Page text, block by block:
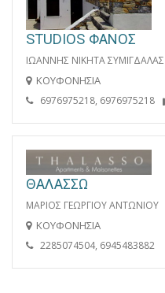
STUDIOS ΦΑΝΟΣ
ΙΩΑΝΝΗΣ ΝΙΚΗΤΑ ΣΥΜΙΓΔΑΛΑΣ
ΚΟΥΦΟΝΗΣΙΑ
6976975218, 6976975218
ΘΑΛΑΣΣΩ
ΜΑΡΙΟΣ ΓΕΩΡΓΙΟΥ ΑΝΤΩΝΙΟΥ
ΚΟΥΦΟΝΗΣΙΑ
2285074504, 6945483882